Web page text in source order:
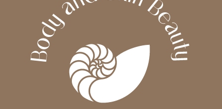
Produktseite
gewählt
werden